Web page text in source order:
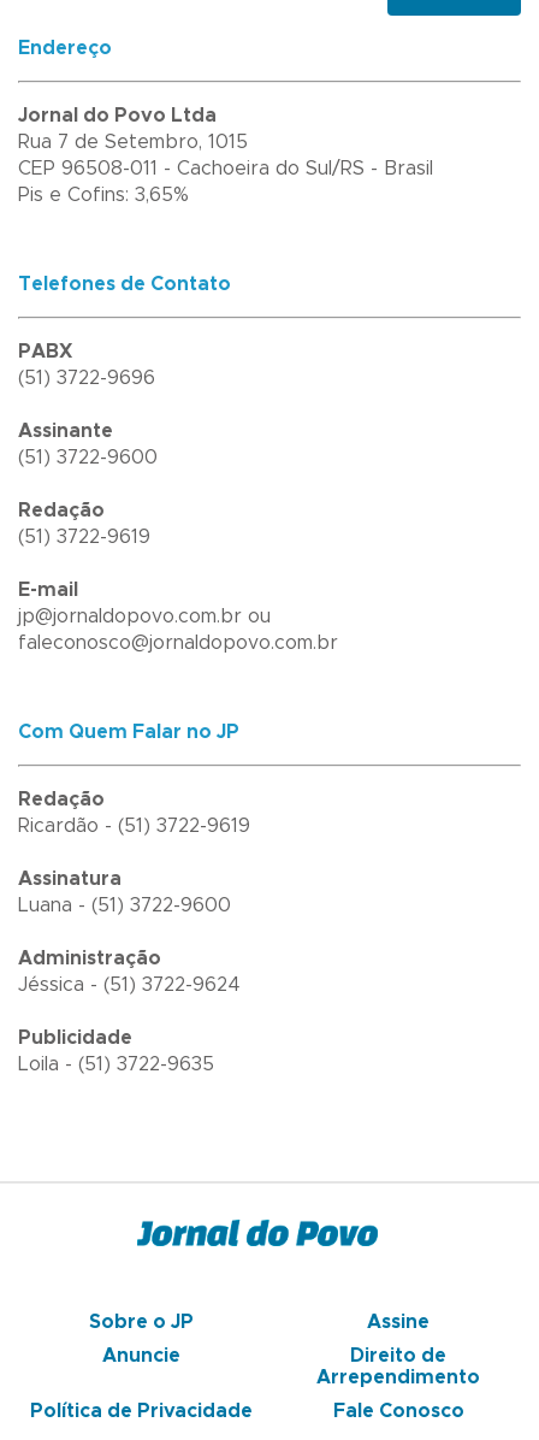
Endereço
Jornal do Povo Ltda
Rua 7 de Setembro, 1015
CEP 96508-011 - Cachoeira do Sul/RS - Brasil
Pis e Cofins: 3,65%
Telefones de Contato
PABX
(51) 3722-9696
Assinante
(51) 3722-9600
Redação
(51) 3722-9619
E-mail
jp@jornaldopovo.com.br ou
faleconosco@jornaldopovo.com.br
Com Quem Falar no JP
Redação
Ricardão - (51) 3722-9619
Assinatura
Luana - (51) 3722-9600
Administração
Jéssica - (51) 3722-9624
Publicidade
Loila - (51) 3722-9635
Sobre o JP
Assine
Anuncie
Direito de
Arrependimento
Política de Privacidade
Fale Conosco